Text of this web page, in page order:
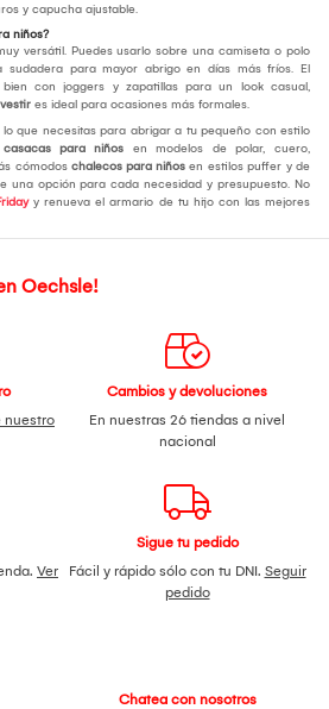
y capucha ajustable.
niños?
versátil. Puedes usarlo sobre una camiseta o polo
sudadera para mayor abrigo en días más fríos. El
bien con joggers y zapatillas para un look casual,
es ideal para ocasiones más formales.
que necesitas para abrigar a tu pequeño con estilo
casacas para niños en modelos de polar, cuero,
cómodos chalecos para niños en estilos puffer y de
una opción para cada necesidad y presupuesto. No
y renueva el armario de tu hijo con las mejores
Oechsle!
nuestro
Cambios y devoluciones
En nuestras 26 tiendas a nivel
nacional
Ver
Sigue tu pedido
Fácil y rápido sólo con tu DNI. Seguir
pedido
Chatea con nosotros